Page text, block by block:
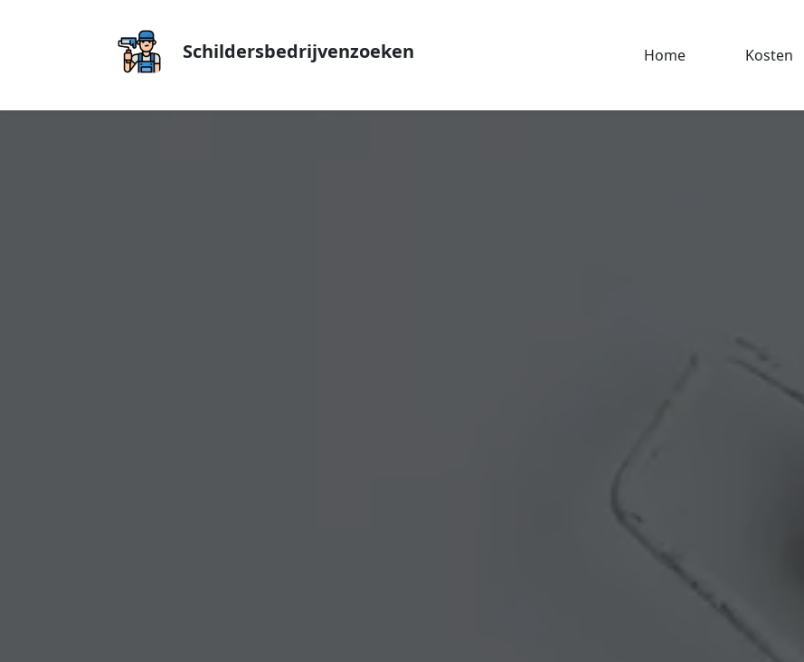
Schildersbedrijvenzoeken Home Kosten